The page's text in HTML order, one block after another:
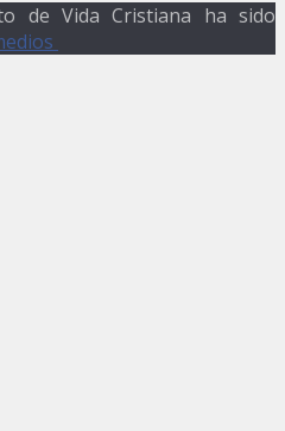
de Vida Cristiana ha sido